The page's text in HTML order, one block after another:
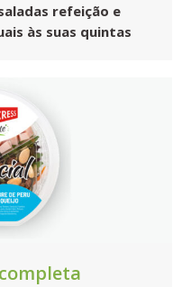
refeição e
às suas quintas